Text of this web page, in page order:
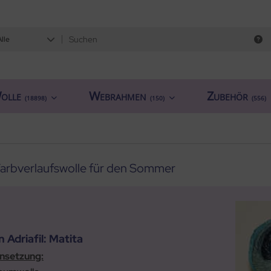
(18898) Webrahmen (150) Zubehör (556)
für den Sommer
Adriafil: Matita